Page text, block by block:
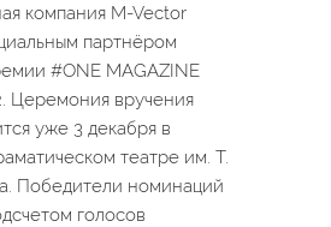
компания M-Vector
партнёром
#ONE MAGAZINE
Церемония вручения
уже 3 декабря в
театре им. Т.
Победители номинаций
голосов